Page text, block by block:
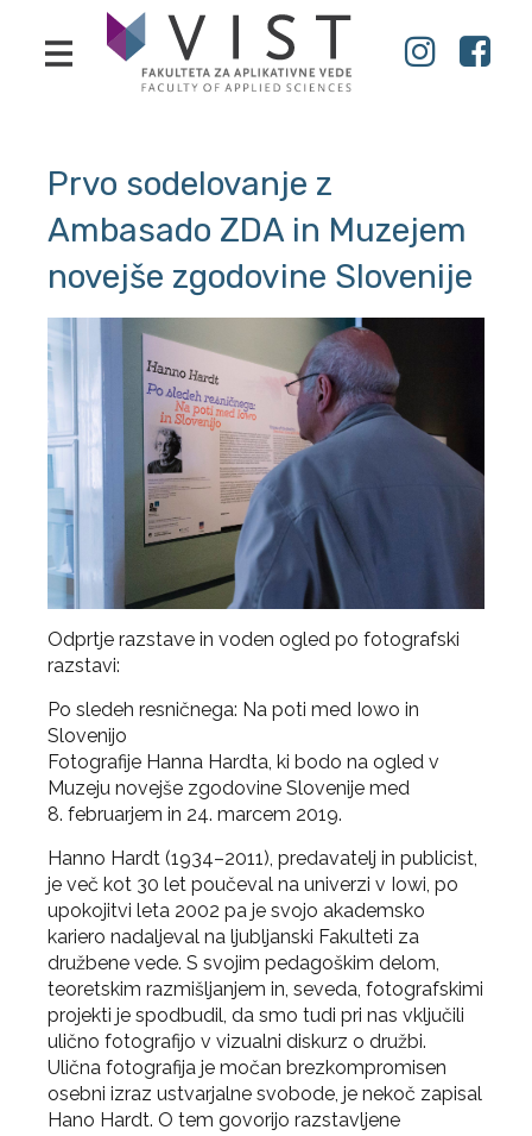
Prvo sodelovanje z
Ambasado ZDA in Muzejem
novejše zgodovine Slovenije
Odprtje razstave in voden ogled po fotografski
razstavi:
Po sledeh resničnega: Na poti med Iowo in
Slovenijo
Fotografije Hanna Hardta, ki bodo na ogled v
Muzeju novejše zgodovine Slovenije med
8. februarjem in 24. marcem 2019.
Hanno Hardt (1934–2011), predavatelj in publicist,
je več kot 30 let poučeval na univerzi v Iowi, po
upokojitvi leta 2002 pa je svojo akademsko
kariero nadaljeval na ljubljanski Fakulteti za
družbene vede. S svojim pedagoškim delom,
teoretskim razmišljanjem in, seveda, fotografskimi
projekti je spodbudil, da smo tudi pri nas vključili
ulično fotografijo v vizualni diskurz o družbi.
Ulična fotografija je močan brezkompromisen
osebni izraz ustvarjalne svobode, je nekoč zapisal
Hano Hardt. O tem govorijo razstavljene